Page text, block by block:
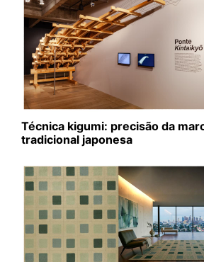
Técnica kigumi: precisão da
tradicional japonesa